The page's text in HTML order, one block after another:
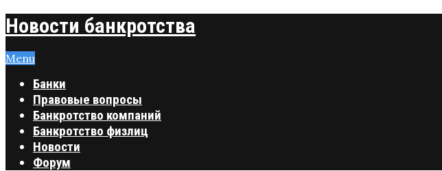
Новости банкротства
Menu
Банки
Правовые вопросы
Банкротство компаний
Банкротство физлиц
Новости
Форум